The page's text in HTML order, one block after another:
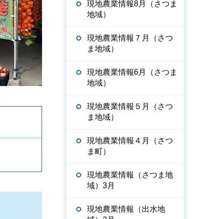
現地農業情報8月（さつま
地域）
現地農業情報７月（さつ
ま地域）
現地農業情報6月（さつま
地域）
現地農業情報５月（さつ
ま地域）
現地農業情報４月（さつ
ま町）
現地農業情報（さつま地
域）3月
現地農業情報（出水地